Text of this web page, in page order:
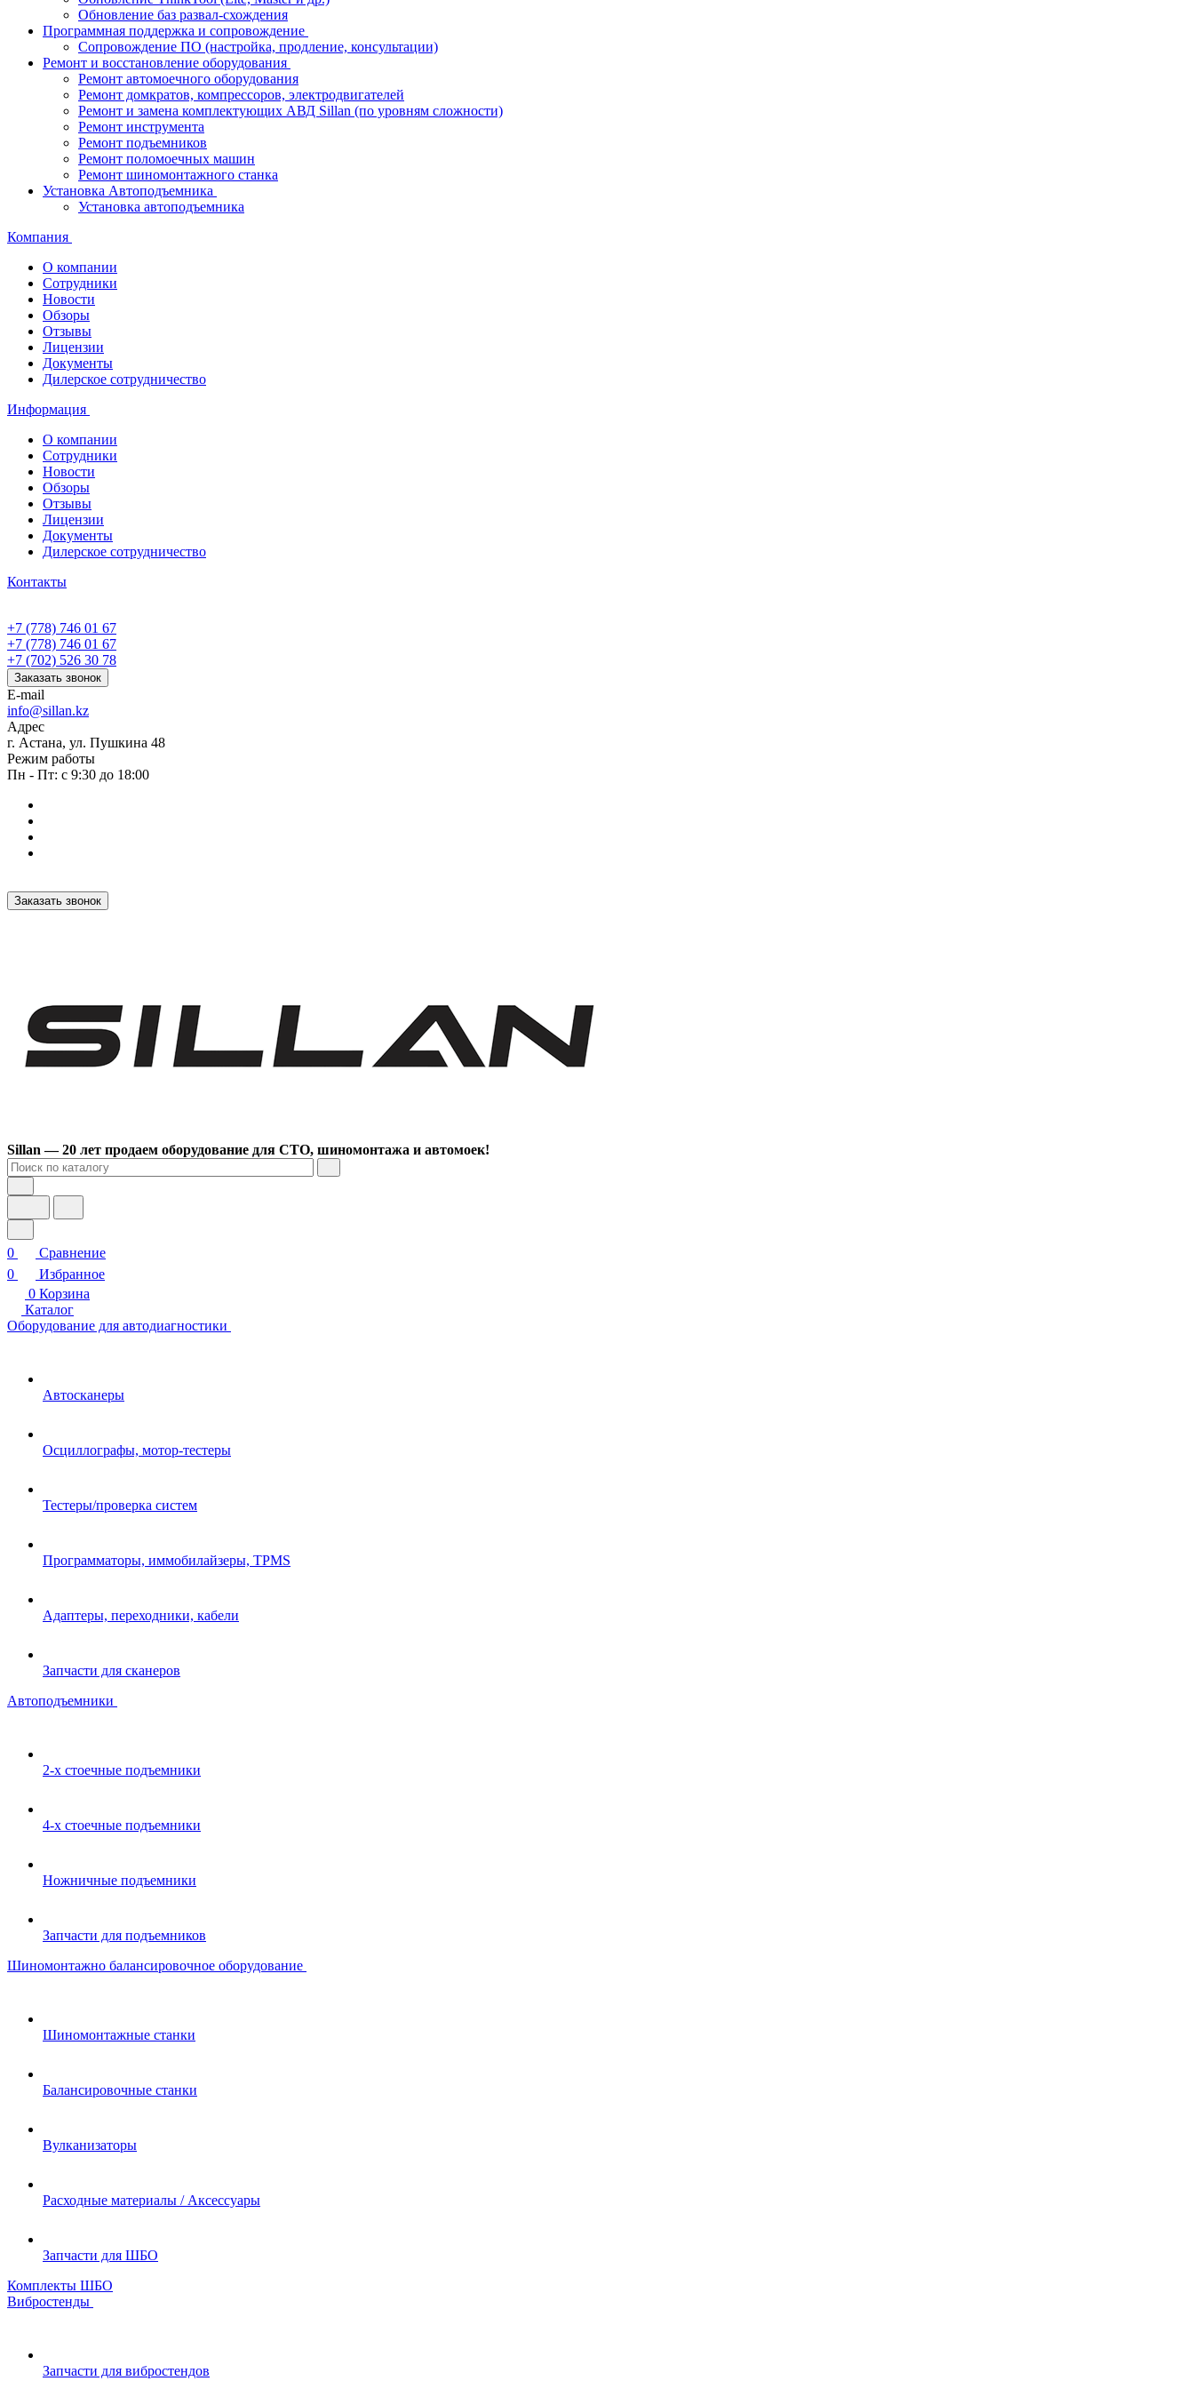
Обновление баз развал-схождения
Программная поддержка и сопровождение
Сопровождение ПО (настройка, продление, консультации)
Ремонт и восстановление оборудования
Ремонт автомоечного оборудования
Ремонт домкратов, компрессоров, электродвигателей
Ремонт и замена комплектующих АВД Sillan (по уровням сложности)
Ремонт инструмента
Ремонт подъемников
Ремонт поломоечных машин
Ремонт шиномонтажного станка
Установка Автоподъемника
Установка автоподъемника
Компания
О компании
Сотрудники
Новости
Обзоры
Отзывы
Лицензии
Документы
Дилерское сотрудничество
Информация
О компании
Сотрудники
Новости
Обзоры
Отзывы
Лицензии
Документы
Дилерское сотрудничество
Контакты
+7 (778) 746 01 67
+7 (778) 746 01 67
+7 (702) 526 30 78
Заказать звонок
E-mail
info@sillan.kz
Адрес
г. Астана, ул. Пушкина 48
Режим работы
Пн - Пт: с 9:30 до 18:00
Заказать звонок
Sillan — 20 лет продаем оборудование для СТО, шиномонтажа и автомоек!
0
Сравнение
0
Избранное
0 Корзина
Каталог
Оборудование для автодиагностики
Автосканеры
Осциллографы, мотор-тестеры
Тестеры/проверка систем
Программаторы, иммобилайзеры, TPMS
Адаптеры, переходники, кабели
Запчасти для сканеров
Автоподъемники
2-х стоечные подъемники
4-х стоечные подъемники
Ножничные подъемники
Запчасти для подъемников
Шиномонтажно балансировочное оборудование
Шиномонтажные станки
Балансировочные станки
Вулканизаторы
Расходные материалы / Аксессуары
Запчасти для ШБО
Комплекты ШБО
Вибростенды
Запчасти для вибростендов